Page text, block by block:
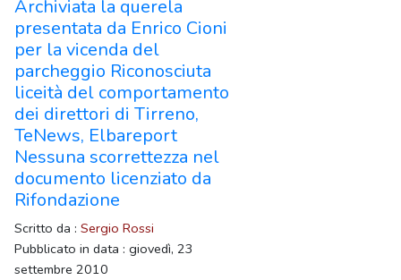
Archiviata la querela
presentata da Enrico Cioni
per la vicenda del
parcheggio Riconosciuta
liceità del comportamento
dei direttori di Tirreno,
TeNews, Elbareport
Nessuna scorrettezza nel
documento licenziato da
Rifondazione
Scritto da : Sergio Rossi
Pubblicato in data : giovedì, 23
settembre 2010